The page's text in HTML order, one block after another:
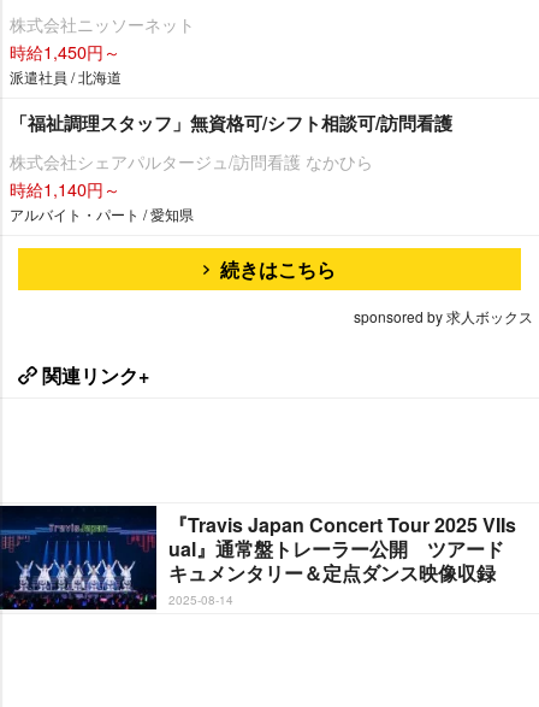
株式会社ニッソーネット
時給1,450円～
派遣社員 / 北海道
「福祉調理スタッフ」無資格可/シフト相談可/訪問看護
株式会社シェアパルタージュ/訪問看護 なかひら
時給1,140円～
アルバイト・パート / 愛知県
続きはこちら
sponsored by 求人ボックス
関連リンク+
『Travis Japan Concert Tour 2025 VIIs
ual』通常盤トレーラー公開 ツアード
キュメンタリー＆定点ダンス映像収録
2025-08-14